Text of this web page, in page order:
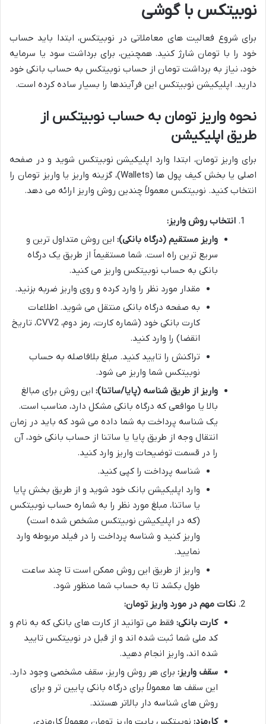
نوبیتکس با گوشی
برای شروع فعالیت های معاملاتی در نوبیتکس، ابتدا باید حساب
خود را با تومان شارژ کنید. همچنین، برای برداشت سود یا سرمایه
خود، نیاز به برداشت تومان از حساب نوبیتکس به حساب بانکی خود
دارید. اپلیکیشن نوبیتکس این فرآیندها را بسیار ساده کرده است.
نحوه واریز تومان به حساب نوبیتکس از
طریق اپلیکیشن
برای واریز تومان، ابتدا وارد اپلیکیشن نوبیتکس شوید و در صفحه
اصلی یا بخش کیف پول ها (Wallets)، گزینه واریز یا واریز تومان را
انتخاب کنید. نوبیتکس معمولاً چندین روش واریز ارائه می دهد.
انتخاب روش واریز:
واریز مستقیم (درگاه بانکی): این روش متداول ترین و
سریع ترین راه است. شما مستقیماً از طریق یک درگاه
بانکی به حساب نوبیتکس واریز می کنید.
مقدار مورد نظر را وارد کرده و روی واریز ضربه بزنید.
به صفحه درگاه بانکی منتقل می شوید. اطلاعات
کارت بانکی خود (شماره کارت، رمز دوم، CVV2، تاریخ
انقضا) را وارد کنید.
تراکنش را تایید کنید. مبلغ بلافاصله به حساب
نوبیتکس شما واریز می شود.
واریز از طریق شناسه (پایا/ساتنا): این روش برای مبالغ
بالا یا مواقعی که درگاه بانکی مشکل دارد، مناسب است.
یک شناسه پرداخت به شما داده می شود که باید در زمان
انتقال وجه از طریق پایا یا ساتنا از حساب بانکی خود، آن
را در قسمت توضیحات واریز وارد کنید.
شناسه پرداخت را کپی کنید.
وارد اپلیکیشن بانک خود شوید و از طریق بخش پایا
یا ساتنا، مبلغ مورد نظر را به شماره حساب نوبیتکس
(که در اپلیکیشن نوبیتکس مشخص شده است)
واریز کنید و شناسه پرداخت را در فیلد مربوطه وارد
نمایید.
واریز از طریق این روش ممکن است تا چند ساعت
طول بکشد تا به حساب شما منظور شود.
نکات مهم در مورد واریز تومان:
کارت بانکی: فقط می توانید از کارت های بانکی که به نام و
کد ملی شما ثبت شده اند و از قبل در نوبیتکس تایید
شده اند، واریز انجام دهید.
سقف واریز: برای هر روش واریز، سقف مشخصی وجود دارد.
این سقف ها معمولاً برای درگاه بانکی پایین تر و برای
روش های شناسه دار بالاتر هستند.
کارمزد: نوبیتکس بابت واریز تومان معمولاً کارمزدی